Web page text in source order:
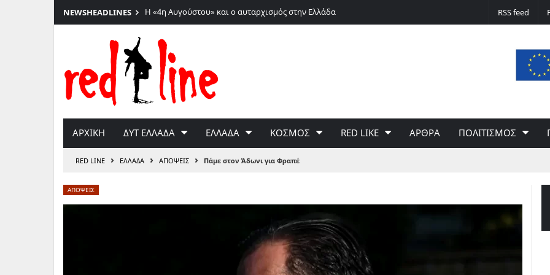
Μετάβαση
στο
περιεχόμενο
NEWSHEADLINES Η «4η Αυγούστου» και ο αυταρχισμός στην Ελλάδα RSS feed
ΑΡΧΙΚΗ ΔΥΤ ΕΛΛΑΔΑ ΕΛΛΑΔΑ ΚΟΣΜΟΣ RED LIKE ΑΡΘΡΑ ΠΟΛΙΤΙΣΜΟΣ
RED LINE › ΕΛΛΑΔΑ › ΑΠΟΨΕΙΣ › Πάμε στον Άδωνι για Φραπέ
ΑΠΟΨΕΙΣ